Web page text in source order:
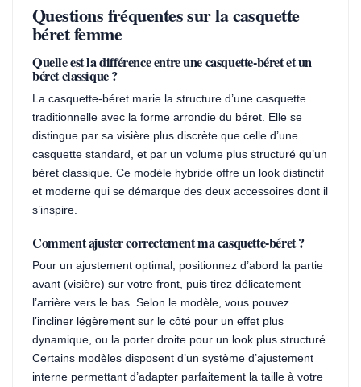
Questions fréquentes sur la casquette
béret femme
Quelle est la différence entre une casquette-béret et un
béret classique ?
La casquette-béret marie la structure d’une casquette
traditionnelle avec la forme arrondie du béret. Elle se
distingue par sa visière plus discrète que celle d’une
casquette standard, et par un volume plus structuré qu’un
béret classique. Ce modèle hybride offre un look distinctif
et moderne qui se démarque des deux accessoires dont il
s’inspire.
Comment ajuster correctement ma casquette-béret ?
Pour un ajustement optimal, positionnez d’abord la partie
avant (visière) sur votre front, puis tirez délicatement
l’arrière vers le bas. Selon le modèle, vous pouvez
l’incliner légèrement sur le côté pour un effet plus
dynamique, ou la porter droite pour un look plus structuré.
Certains modèles disposent d’un système d’ajustement
interne permettant d’adapter parfaitement la taille à votre